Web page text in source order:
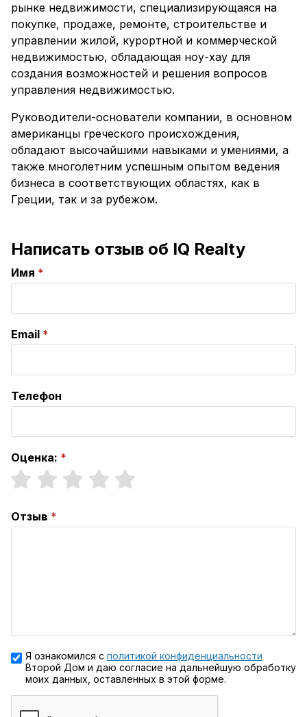
рынке недвижимости, специализирующаяся на
покупке, продаже, ремонте, строительстве и
управлении жилой, курортной и коммерческой
недвижимостью, обладающая ноу-хау для
создания возможностей и решения вопросов
управления недвижимостью.
Руководители-основатели компании, в основном
американцы греческого происхождения,
обладают высочайшими навыками и умениями, а
также многолетним успешным опытом ведения
бизнеса в соответствующих областях, как в
Греции, так и за рубежом.
Написать отзыв об IQ Realty
Имя
Email
Телефон
Оценка:
Отзыв
Я ознакомился с политикой конфиденциальности
Второй Дом и даю согласие на дальнейшую обработку
моих данных, оставленных в этой форме.